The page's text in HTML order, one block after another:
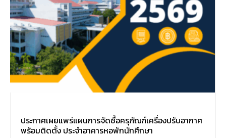
ประกาศเผยแพร่แผนการจัดซื้อครุภัณฑ์เครื่องปรับอากาศ
พร้อมติดตั้ง ประจำอาคารหอพักนักศึกษา